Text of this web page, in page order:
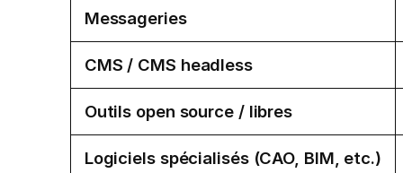
Messageries
CMS / CMS headless
Outils open source / libres
Logiciels spécialisés (CAO, BIM, etc.)